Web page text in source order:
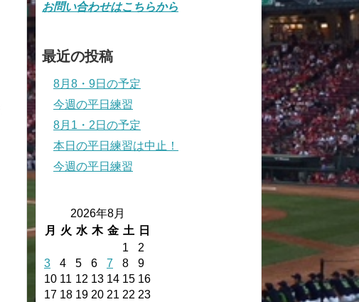
お問い合わせはこちらから
最近の投稿
8月8・9日の予定
今週の平日練習
8月1・2日の予定
本日の平日練習は中止！
今週の平日練習
2026年8月
月
火 水 木 金 土
日
1
2
3
4 5 6 7 8
9
10 11 12 13 14 15 16
17 18 19 20 21 22 23